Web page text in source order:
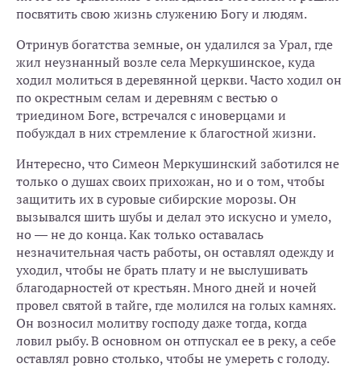
посвятить свою жизнь служению Богу и людям.
Отринув богатства земные, он удалился за Урал, где
жил неузнанный возле села Меркушинское, куда
ходил молиться в деревянной церкви. Часто ходил он
по окрестным селам и деревням с вестью о
триедином Боге, встречался с иноверцами и
побуждал в них стремление к благостной жизни.
Интересно, что Симеон Меркушинский заботился не
только о душах своих прихожан, но и о том, чтобы
защитить их в суровые сибирские морозы. Он
вызывался шить шубы и делал это искусно и умело,
но — не до конца. Как только оставалась
незначительная часть работы, он оставлял одежду и
уходил, чтобы не брать плату и не выслушивать
благодарностей от крестьян. Много дней и ночей
провел святой в тайге, где молился на голых камнях.
Он возносил молитву господу даже тогда, когда
ловил рыбу. В основном он отпускал ее в реку, а себе
оставлял ровно столько, чтобы не умереть с голоду.